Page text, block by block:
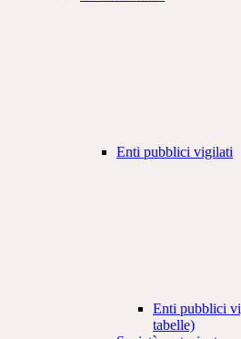
Enti pubblici vigilati
Enti pubblici
tabelle)